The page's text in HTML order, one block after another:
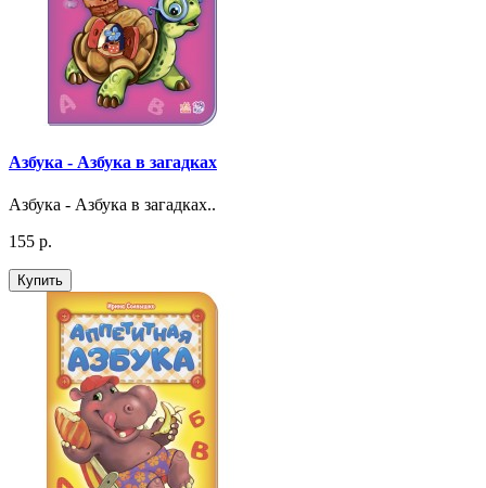
Азбука - Азбука в загадках
Азбука - Азбука в загадках..
155 р.
Купить